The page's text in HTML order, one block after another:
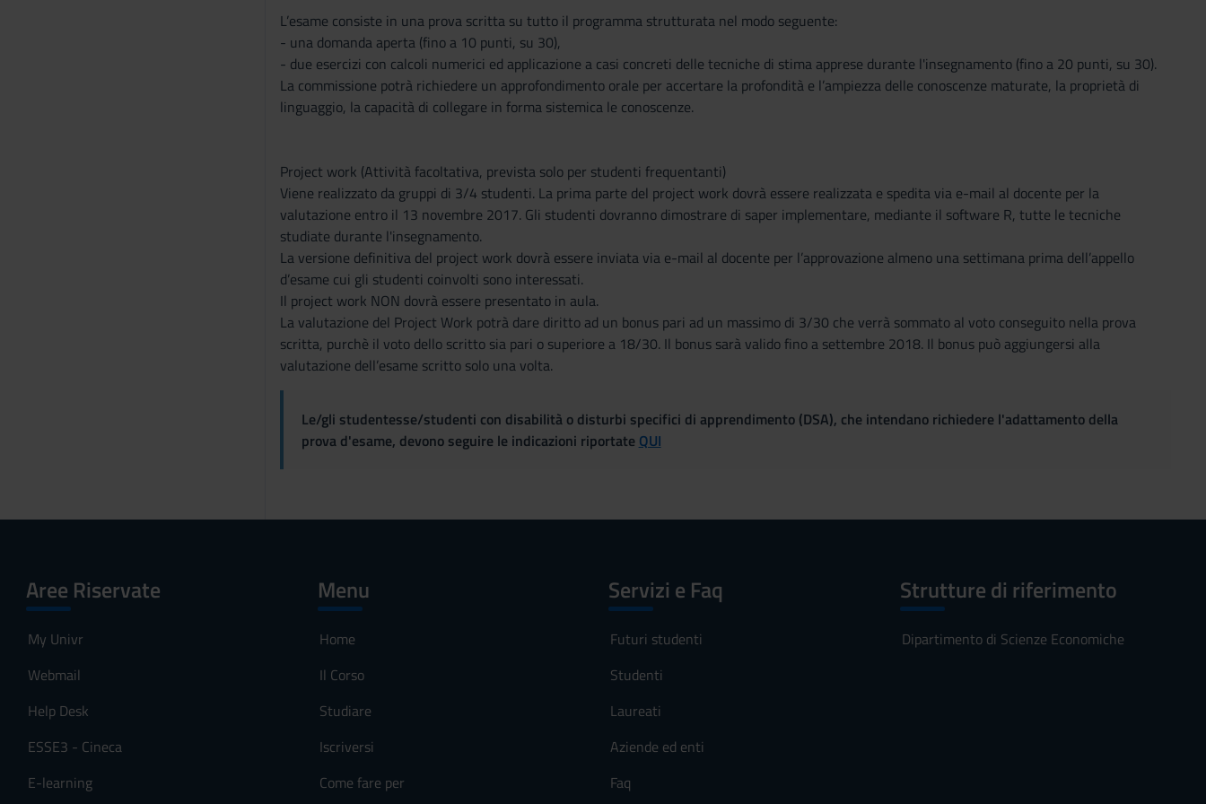
L’esame consiste in una prova scritta su tutto il programma strutturata nel modo seguente:
- una domanda aperta (fino a 10 punti, su 30),
- due esercizi con calcoli numerici ed applicazione a casi concreti delle tecniche di stima apprese durante l'insegnamento (fino a 20 punti, su 30).
La commissione potrà richiedere un approfondimento orale per accertare la profondità e l’ampiezza delle conoscenze maturate, la proprietà di
linguaggio, la capacità di collegare in forma sistemica le conoscenze.
Project work (Attività facoltativa, prevista solo per studenti frequentanti)
Viene realizzato da gruppi di 3/4 studenti. La prima parte del project work dovrà essere realizzata e spedita via e-mail al docente per la
valutazione entro il 13 novembre 2017. Gli studenti dovranno dimostrare di saper implementare, mediante il software R, tutte le tecniche
studiate durante l'insegnamento.
La versione definitiva del project work dovrà essere inviata via e-mail al docente per l’approvazione almeno una settimana prima dell’appello
d’esame cui gli studenti coinvolti sono interessati.
Il project work NON dovrà essere presentato in aula.
La valutazione del Project Work potrà dare diritto ad un bonus pari ad un massimo di 3/30 che verrà sommato al voto conseguito nella prova
scritta, purchè il voto dello scritto sia pari o superiore a 18/30. Il bonus sarà valido fino a settembre 2018. Il bonus può aggiungersi alla
valutazione dell’esame scritto solo una volta.
Le/gli studentesse/studenti con disabilità o disturbi specifici di apprendimento (DSA), che intendano richiedere l'adattamento della
prova d'esame, devono seguire le indicazioni riportate QUI
Aree Riservate
My Univr
Webmail
Help Desk
ESSE3 - Cineca
E-learning
Menu
Home
Il Corso
Studiare
Iscriversi
Come fare per
Servizi e Faq
Futuri studenti
Studenti
Laureati
Aziende ed enti
Faq
Strutture di riferimento
Dipartimento di Scienze Economiche